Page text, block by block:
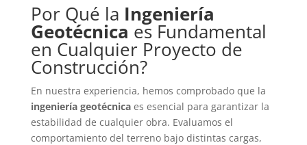
Por Qué la Ingeniería
Geotécnica es Fundamental
en Cualquier Proyecto de
Construcción?
En nuestra experiencia, hemos comprobado que la
ingeniería geotécnicaes esencial para garantizar la
estabilidad de cualquier obra. Evaluamos el
comportamiento del terreno bajo distintas cargas,